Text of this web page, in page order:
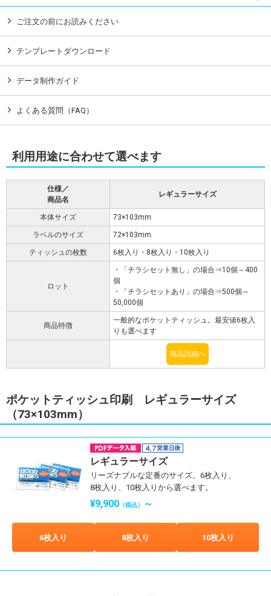
ご注文の前にお読みください
テンプレートダウンロード
データ制作ガイド
よくある質問（FAQ）
利用用途に合わせて選べます
仕様／
商品名
レギュラーサイズ
本体サイズ 73×103mm
ラベルのサイズ 72×103mm
ティッシュの枚数 6枚入り・8枚入り・10枚入り
ロット
・「チラシセット無し」の場合⇒10個～400
個
・「チラシセットあり」の場合⇒500個～
50,000個
商品特徴
一般的なポケットティッシュ。最安値6枚入
りも選べます
商品詳細へ
ポケットティッシュ印刷 レギュラーサイズ
（73×103mm）
レギュラーサイズ
リーズナブルな定番のサイズ。6枚入り、
8枚入り、10枚入りから選べます。
¥9,900 （税込） ～
6枚入り 8枚入り 10枚入り